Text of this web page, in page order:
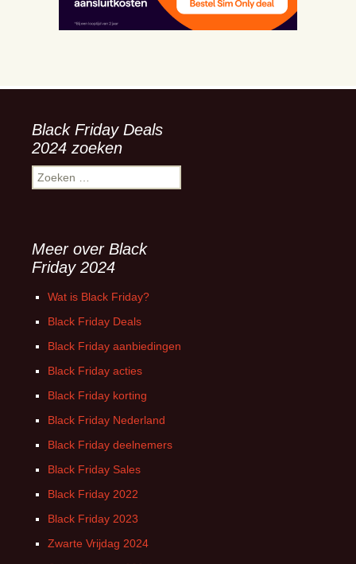
Black Friday Deals
2024 zoeken
Zoeken
naar:
Meer over Black
Friday 2024
Wat is Black Friday?
Black Friday Deals
Black Friday aanbiedingen
Black Friday acties
Black Friday korting
Black Friday Nederland
Black Friday deelnemers
Black Friday Sales
Black Friday 2022
Black Friday 2023
Zwarte Vrijdag 2024